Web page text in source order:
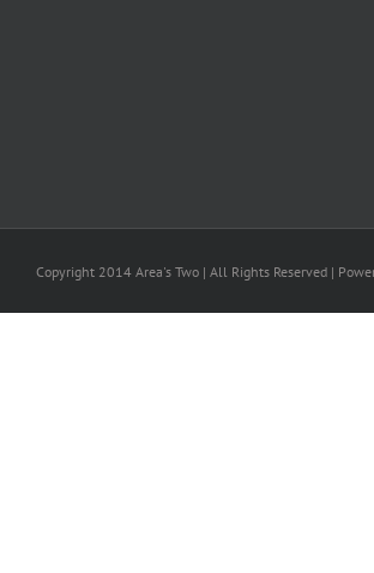
Copyright 2014 Area's Two | All Rights Reserved |